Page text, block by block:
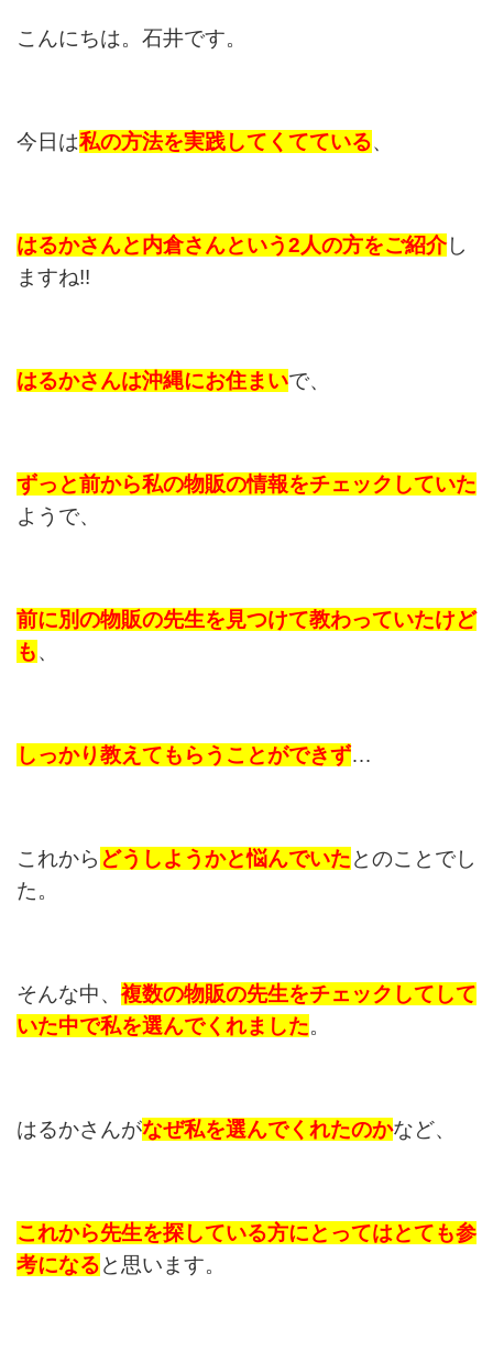
こんにちは。石井です。
今日は私の方法を実践してくてている、
はるかさんと内倉さんという2人の方をご紹介し
ますね!!
はるかさんは沖縄にお住まいで、
ずっと前から私の物販の情報をチェックしていた
ようで、
前に別の物販の先生を見つけて教わっていたけど
も、
しっかり教えてもらうことができず…
これから どうしようかと悩んでいたとのことでし
た。
そんな中、 複数の物販の先生をチェックしてして
いた中で私を選んでくれました。
はるかさんがなぜ私を選んでくれたのかなど、
これから先生を探している方にとってはとても参
考になると思います。